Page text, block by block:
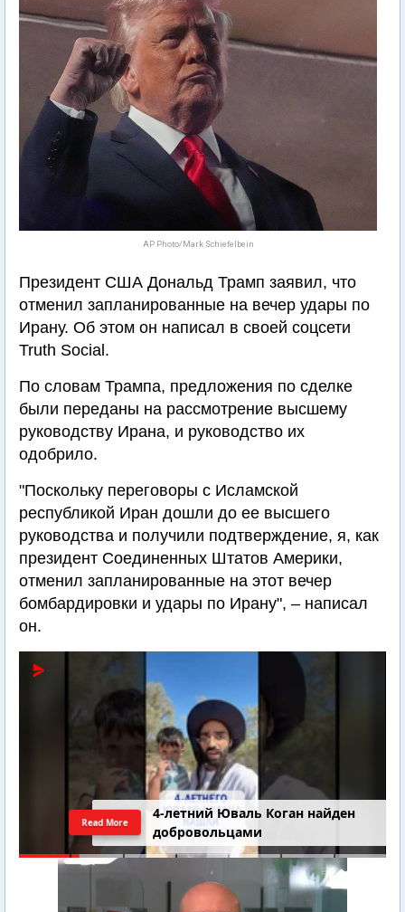
AP Photo/Mark Schiefelbein
Президент США Дональд Трамп заявил, что
отменил запланированные на вечер удары по
Ирану. Об этом он написал в своей соцсети
Truth Social.
По словам Трампа, предложения по сделке
были переданы на рассмотрение высшему
руководству Ирана, и руководство их
одобрило.
"Поскольку переговоры с Исламской
республикой Иран дошли до ее высшего
руководства и получили подтверждение, я, как
президент Соединенных Штатов Америки,
отменил запланированные на этот вечер
бомбардировки и удары по Ирану", – написал
он.
4-летний Юваль Коган найден
добровольцами
Read More